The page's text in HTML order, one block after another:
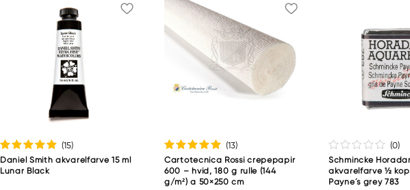
(15)
Daniel Smith akvarelfarve 15 ml
Lunar Black
(13)
Cartotecnica Rossi crepepapir
600 – hvid, 180 g rulle (144
g/m²) a 50×250 cm
(0)
Schmincke
akvarelfarve ½
Payne´s grey 783